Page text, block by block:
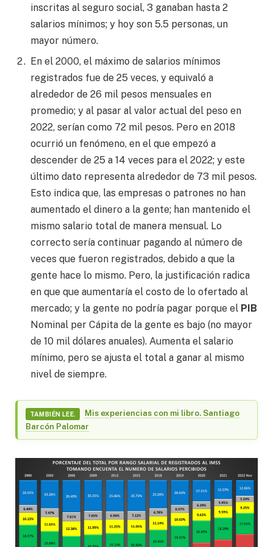
inscritas al seguro social, 3 ganaban hasta 2
salarios mínimos; y hoy son 5.5 personas, un
mayor número.
En el 2000, el máximo de salarios mínimos
registrados fue de 25 veces, y equivaló a
alrededor de 26 mil pesos mensuales en
promedio; y al pasar al valor actual del peso en
2022, serían como 72 mil pesos. Pero en 2018
ocurrió un fenómeno, en el que empezó a
descender de 25 a 14 veces para el 2022; y este
último dato representa alrededor de 73 mil pesos.
Esto indica que, las empresas o patrones no han
aumentado el dinero a la gente; han mantenido el
mismo salario total de manera mensual. Lo
correcto sería continuar pagando al número de
veces que fueron registrados, debido a que la
gente hace lo mismo. Pero, la justificación radica
en que que aumentaría el costo de lo ofertado al
mercado; y la gente no podría pagar porque el PIB
Nominal per Cápita de la gente es bajo (no mayor
de 10 mil dólares anuales). Aumenta el salario
mínimo, pero se ajusta el total a ganar al mismo
nivel de siempre.
TAMBIÉN LEE.
Mis experiencias con mi libro. Santiago
Barcón Palomar